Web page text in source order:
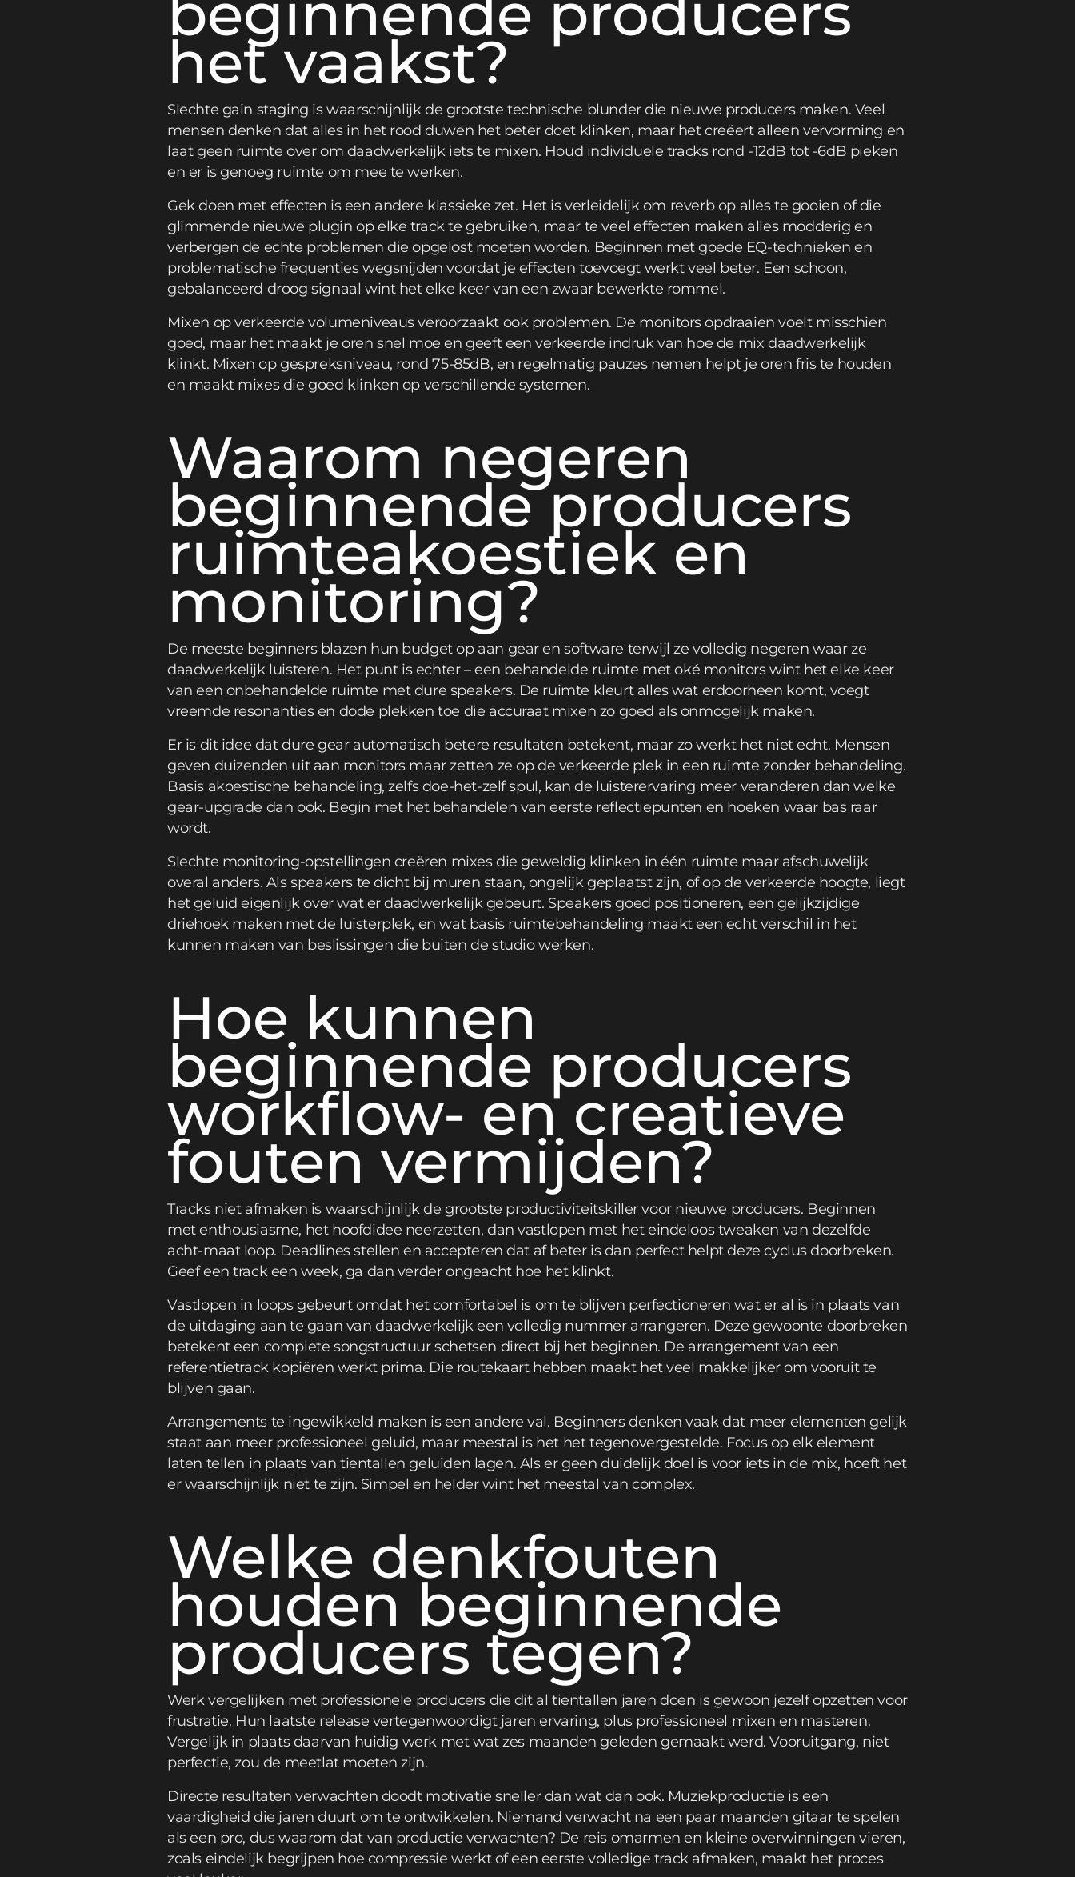
het vaakst?
Slechte gain staging is waarschijnlijk de grootste technische blunder die nieuwe producers maken. Veel
mensen denken dat alles in het rood duwen het beter doet klinken, maar het creëert alleen vervorming en
laat geen ruimte over om daadwerkelijk iets te mixen. Houd individuele tracks rond -12dB tot -6dB pieken
en er is genoeg ruimte om mee te werken.
Gek doen met effecten is een andere klassieke zet. Het is verleidelijk om reverb op alles te gooien of die
glimmende nieuwe plugin op elke track te gebruiken, maar te veel effecten maken alles modderig en
verbergen de echte problemen die opgelost moeten worden. Beginnen met goede EQ-technieken en
problematische frequenties wegsnijden voordat je effecten toevoegt werkt veel beter. Een schoon,
gebalanceerd droog signaal wint het elke keer van een zwaar bewerkte rommel.
Mixen op verkeerde volumeniveaus veroorzaakt ook problemen. De monitors opdraaien voelt misschien
goed, maar het maakt je oren snel moe en geeft een verkeerde indruk van hoe de mix daadwerkelijk
klinkt. Mixen op gespreksniveau, rond 75-85dB, en regelmatig pauzes nemen helpt je oren fris te houden
en maakt mixes die goed klinken op verschillende systemen.
Waarom negeren
beginnende producers
ruimteakoestiek en
monitoring?
De meeste beginners blazen hun budget op aan gear en software terwijl ze volledig negeren waar ze
daadwerkelijk luisteren. Het punt is echter – een behandelde ruimte met oké monitors wint het elke keer
van een onbehandelde ruimte met dure speakers. De ruimte kleurt alles wat erdoorheen komt, voegt
vreemde resonanties en dode plekken toe die accuraat mixen zo goed als onmogelijk maken.
Er is dit idee dat dure gear automatisch betere resultaten betekent, maar zo werkt het niet echt. Mensen
geven duizenden uit aan monitors maar zetten ze op de verkeerde plek in een ruimte zonder behandeling.
Basis akoestische behandeling, zelfs doe-het-zelf spul, kan de luisterervaring meer veranderen dan welke
gear-upgrade dan ook. Begin met het behandelen van eerste reflectiepunten en hoeken waar bas raar
wordt.
Slechte monitoring-opstellingen creëren mixes die geweldig klinken in één ruimte maar afschuwelijk
overal anders. Als speakers te dicht bij muren staan, ongelijk geplaatst zijn, of op de verkeerde hoogte, liegt
het geluid eigenlijk over wat er daadwerkelijk gebeurt. Speakers goed positioneren, een gelijkzijdige
driehoek maken met de luisterplek, en wat basis ruimtebehandeling maakt een echt verschil in het
kunnen maken van beslissingen die buiten de studio werken.
Hoe kunnen
beginnende producers
workflow- en creatieve
fouten vermijden?
Tracks niet afmaken is waarschijnlijk de grootste productiviteitskiller voor nieuwe producers. Beginnen
met enthousiasme, het hoofdidee neerzetten, dan vastlopen met het eindeloos tweaken van dezelfde
acht-maat loop. Deadlines stellen en accepteren dat af beter is dan perfect helpt deze cyclus doorbreken.
Geef een track een week, ga dan verder ongeacht hoe het klinkt.
Vastlopen in loops gebeurt omdat het comfortabel is om te blijven perfectioneren wat er al is in plaats van
de uitdaging aan te gaan van daadwerkelijk een volledig nummer arrangeren. Deze gewoonte doorbreken
betekent een complete songstructuur schetsen direct bij het beginnen. De arrangement van een
referentietrack kopiëren werkt prima. Die routekaart hebben maakt het veel makkelijker om vooruit te
blijven gaan.
Arrangements te ingewikkeld maken is een andere val. Beginners denken vaak dat meer elementen gelijk
staat aan meer professioneel geluid, maar meestal is het het tegenovergestelde. Focus op elk element
laten tellen in plaats van tientallen geluiden lagen. Als er geen duidelijk doel is voor iets in de mix, hoeft het
er waarschijnlijk niet te zijn. Simpel en helder wint het meestal van complex.
Welke denkfouten
houden beginnende
producers tegen?
Werk vergelijken met professionele producers die dit al tientallen jaren doen is gewoon jezelf opzetten voor
frustratie. Hun laatste release vertegenwoordigt jaren ervaring, plus professioneel mixen en masteren.
Vergelijk in plaats daarvan huidig werk met wat zes maanden geleden gemaakt werd. Vooruitgang, niet
perfectie, zou de meetlat moeten zijn.
Directe resultaten verwachten doodt motivatie sneller dan wat dan ook. Muziekproductie is een
vaardigheid die jaren duurt om te ontwikkelen. Niemand verwacht na een paar maanden gitaar te spelen
als een pro, dus waarom dat van productie verwachten? De reis omarmen en kleine overwinningen vieren,
zoals eindelijk begrijpen hoe compressie werkt of een eerste volledige track afmaken, maakt het proces